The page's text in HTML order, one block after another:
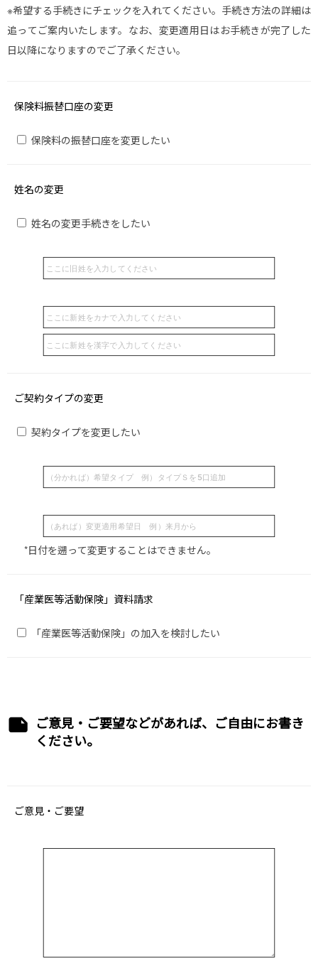
※希望する手続きにチェックを入れてください。手続き方法の詳細は
追ってご案内いたします。なお、変更適用日はお手続きが完了した
日以降になりますのでご了承ください。
保険料振替口座の変更
保険料の振替口座を変更したい
姓名の変更
姓名の変更手続きをしたい
ご契約タイプの変更
契約タイプを変更したい
*日付を遡って変更することはできません。
「産業医等活動保険」資料請求
「産業医等活動保険」の加入を検討したい
ご意見・ご要望などがあれば、ご自由にお書き
ください。
ご意見・ご要望